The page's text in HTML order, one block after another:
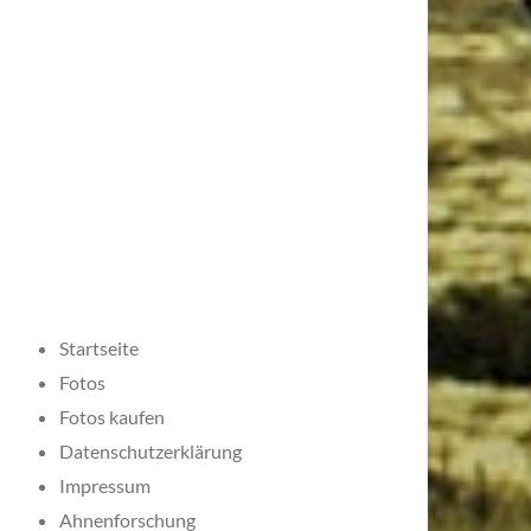
Startseite
Fotos
Fotos kaufen
Datenschutzerklärung
Impressum
Ahnenforschung